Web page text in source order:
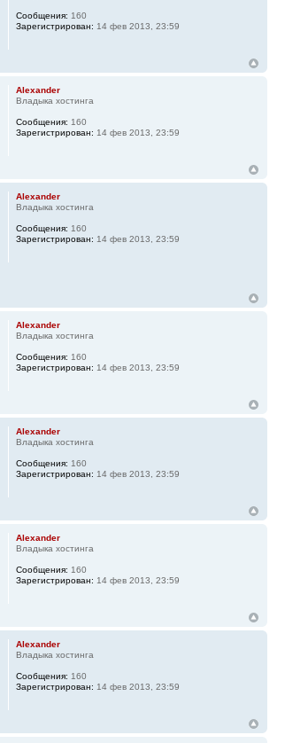
Сообщения: 160
Зарегистрирован: 14 фев 2013, 23:59
Alexander
Владыка хостинга
Сообщения: 160
Зарегистрирован: 14 фев 2013, 23:59
Alexander
Владыка хостинга
Сообщения: 160
Зарегистрирован: 14 фев 2013, 23:59
Alexander
Владыка хостинга
Сообщения: 160
Зарегистрирован: 14 фев 2013, 23:59
Alexander
Владыка хостинга
Сообщения: 160
Зарегистрирован: 14 фев 2013, 23:59
Alexander
Владыка хостинга
Сообщения: 160
Зарегистрирован: 14 фев 2013, 23:59
Alexander
Владыка хостинга
Сообщения: 160
Зарегистрирован: 14 фев 2013, 23:59